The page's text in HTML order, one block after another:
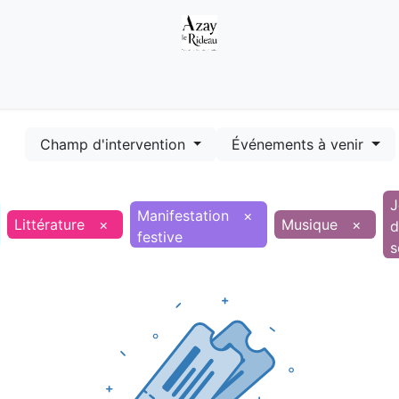
Champ d'intervention Événements à venir
Littérature ×
Manifestation
festive
× Musique ×